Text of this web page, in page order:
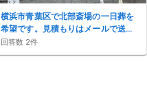
横浜市青葉区で北部斎場の一日葬を
希望です。見積もりはメールで送っ
てもらえますか？香典返しや精進落
としも含めた総額が知りたいです
回答数 2件